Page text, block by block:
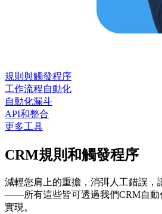
規則與觸發程序
工作流程自動化
自動化漏斗
API和整合
更多工具
CRM規則和觸發程序
減輕您肩上的重擔，消弭人工錯誤，
——所有這些皆可透過我們CRM自動
實現。